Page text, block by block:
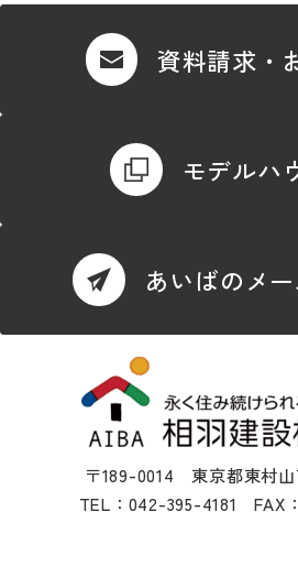
資料請求・
モデルハ
あいばのメ
〒189-0014 東京都東村山
TEL：042-395-4181 FAX